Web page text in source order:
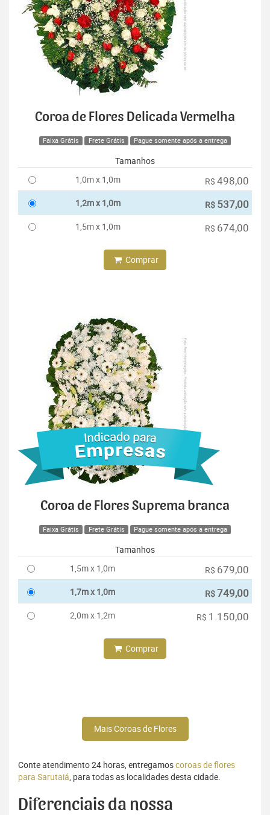
Coroa de Flores Delicada Vermelha
Faixa Grátis Frete Grátis Pague somente após a entrega
Tamanhos
1,0m x 1,0m
R$ 498,00
1,2m x 1,0m R$ 537,00
1,5m x 1,0m R$ 674,00
Comprar
Coroa de Flores Suprema branca
Faixa Grátis Frete Grátis Pague somente após a entrega
Tamanhos
1,5m x 1,0m
R$ 679,00
1,7m x 1,0m R$749,00
2,0m x 1,2m R$ 1.150,00
Comprar
Mais Coroas de Flores
Conte atendimento 24 horas, entregamoscoroas de flores
para Sarutaiá, para todas as localidades desta cidade.
Diferenciais da nossa